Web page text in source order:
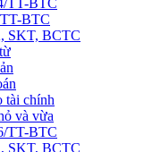
TT-BTC
BTC
SKT, BCTC
tài chính
và vừa
TT-BTC
SKT, BCTC